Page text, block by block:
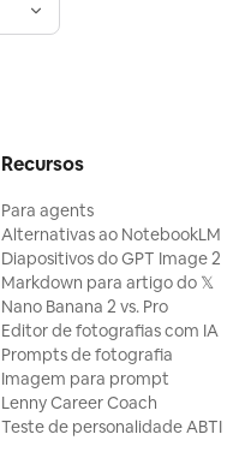
Recursos
Para agents
Alternativas ao NotebookLM
Diapositivos do GPT Image 2
Markdown para artigo do 𝕏
Nano Banana 2 vs. Pro
Editor de fotografias com IA
Prompts de fotografia
Imagem para prompt
Lenny Career Coach
Teste de personalidade ABTI